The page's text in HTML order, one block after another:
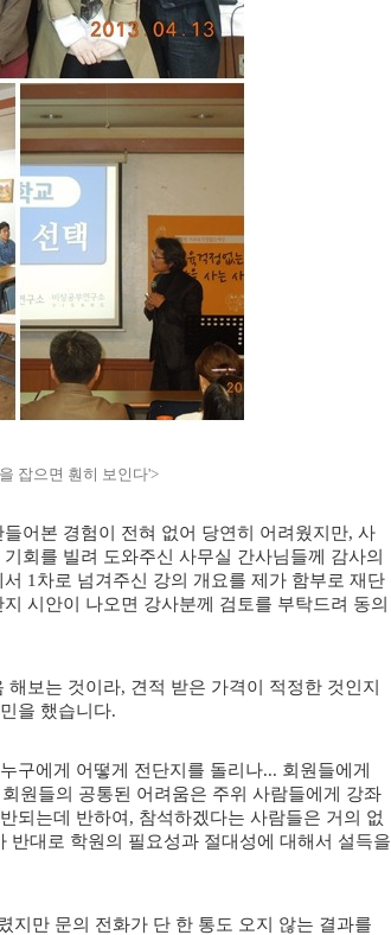
잡으면 훤히 보인다'>
들어본 경험이 전혀 없어 당연히 어려웠지만, 사
기회를 빌려 도와주신 사무실 간사님들께 감사의
1 차로 넘겨주신 강의 개요를 제가 함부로 재단
시안이 나오면 강사분께 검토를 부탁드려 동의
해보는 것이라, 견적 받은 가격이 적정한 것인지
을 했습니다.
누구에게 어떻게 전단지를 돌리나... 회원들에게
회원들의 공통된 어려움은 주위 사람들에게 강좌
되는데 반하여 , 참석하겠다는 사람들은 거의 없
반대로 학원의 필요성과 절대성에 대해서 설득을
지만 문의 전화가 단 한 통도 오지 않는 결과를